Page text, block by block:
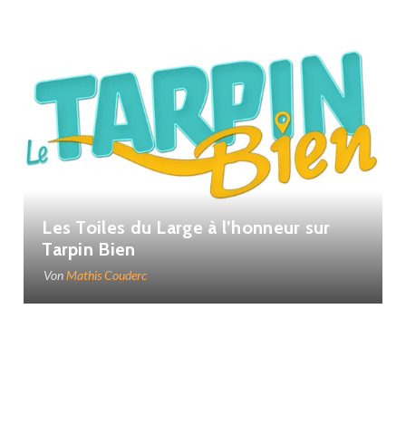
Les Toiles du Large à l’honneur sur
Tarpin Bien
Von Mathis Couderc